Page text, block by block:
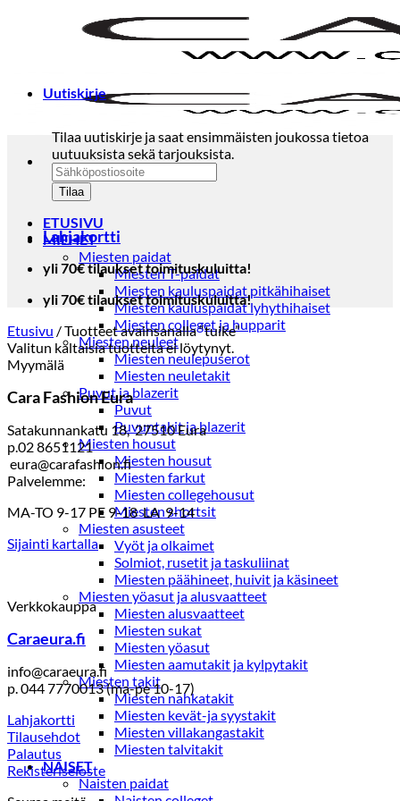
ETUSIVU
MIEHET
Miesten paidat
Miesten T-paidat
Miesten kauluspaidat pitkähihaiset
Miesten kauluspaidat lyhythihaiset
Miesten colleget ja hupparit
Miesten neuleet
Miesten neulepuserot
Miesten neuletakit
Puvut ja blazerit
Puvut
Puvuntakit ja blazerit
Miesten housut
Miesten housut
Miesten farkut
Miesten collegehousut
Miesten shortsit
Miesten asusteet
Vyöt ja olkaimet
Solmiot, rusetit ja taskuliinat
Miesten päähineet, huivit ja käsineet
Miesten yöasut ja alusvaatteet
Miesten alusvaatteet
Miesten sukat
Miesten yöasut
Miesten aamutakit ja kylpytakit
Miesten takit
Miesten nahkatakit
Miesten kevät-ja syystakit
Miesten villakangastakit
Miesten talvitakit
NAISET
Naisten paidat
Uutiskirje
Tilaa uutiskirje ja saat ensimmäisten joukossa tietoa
uutuuksista sekä tarjouksista.
Lahjakortti
yli 70€ tilaukset toimituskuluitta!
yli 70€ tilaukset toimituskuluitta!
Etusivu /Tuotteet avainsanalla “tuike”
Valitun kaltaisia tuotteita ei löytynyt.
Myymälä
Cara Fashion Eura
Satakunnankatu 18, 27510 Eura
p.02 8651121
eura@carafashion.fi
Palvelemme:
MA-TO 9-17 PE 9-18 LA 9-14
Sijainti kartalla
Verkkokauppa
Caraeura.fi
info@caraeura.fi
p. 044 7770013 (ma-pe 10-17)
Lahjakortti
Tilausehdot
Palautus
Rekisteriseloste